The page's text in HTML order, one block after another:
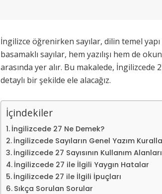
İngilizce öğrenirken sayılar, dilin temel
basamaklı sayılar, hem yazılışı hem de
arasında yer alır. Bu makalede, İngilizcede
detaylı bir şekilde ele alacağız.
İçindekiler
İngilizcede 27 Ne Demek?
İngilizcede Sayıların Genel Yazım
İngilizcede 27 Sayısının Kullanım Alanları
İngilizcede 27 ile İlgili Yaygın Hatalar
İngilizcede 27 ile İlgili İpuçları
Sıkça Sorulan Sorular